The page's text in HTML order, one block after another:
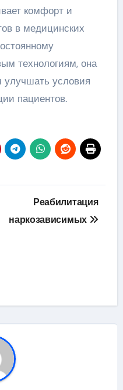
комфорт и
в медицинских
технологиям, она
улучшать условия
пациентов.
Реабилитация
наркозависимых